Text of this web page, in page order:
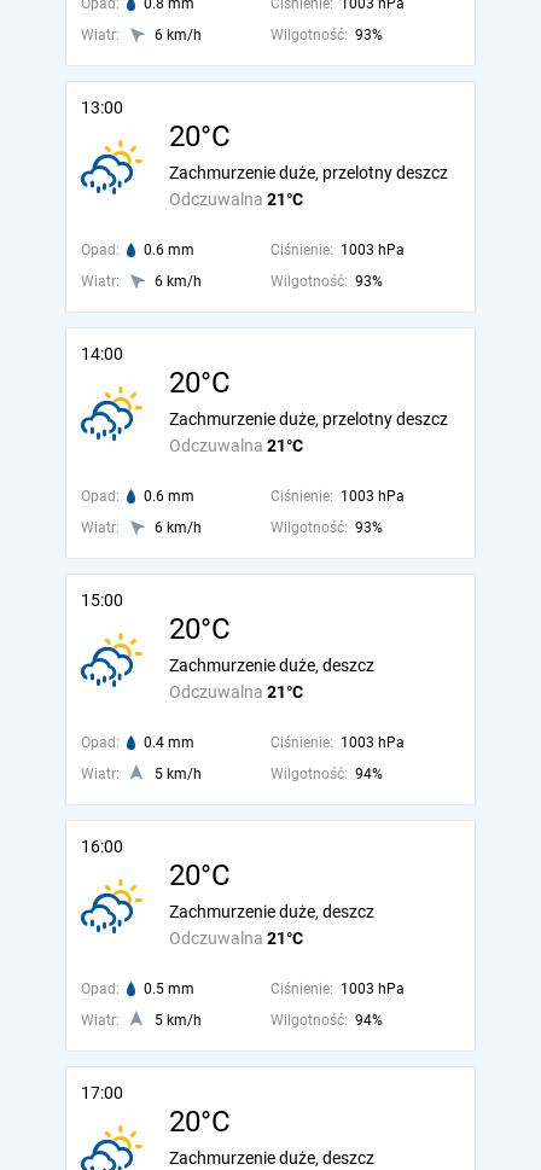
Opad: 0.8 mm Ciśnienie: 1003 hPa
Wiatr:
6 km/h Wilgotność: 93%
13:00
20°C
Odczuwalna 21°C
Zachmurzenie duże, przelotny deszcz
Opad: 0.6 mm Ciśnienie: 1003 hPa
Wiatr:
6 km/h Wilgotność: 93%
14:00
20°C
Odczuwalna 21°C
Zachmurzenie duże, przelotny deszcz
Opad: 0.6 mm Ciśnienie: 1003 hPa
Wiatr:
6 km/h Wilgotność: 93%
15:00
20°C
Odczuwalna 21°C
Zachmurzenie duże, deszcz
Opad: 0.4 mm Ciśnienie: 1003 hPa
Wiatr:
5 km/h Wilgotność: 94%
16:00
20°C
Odczuwalna 21°C
Zachmurzenie duże, deszcz
Opad: 0.5 mm Ciśnienie: 1003 hPa
Wiatr:
5 km/h Wilgotność: 94%
17:00
20°C
Zachmurzenie duże, deszcz